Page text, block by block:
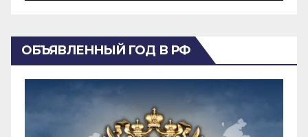
ОБЪЯВЛЕННЫЙ ГОД В РФ